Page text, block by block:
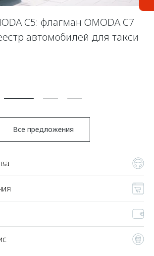
C5: флагман OMODA C7
автомобилей для такси
Все предложения